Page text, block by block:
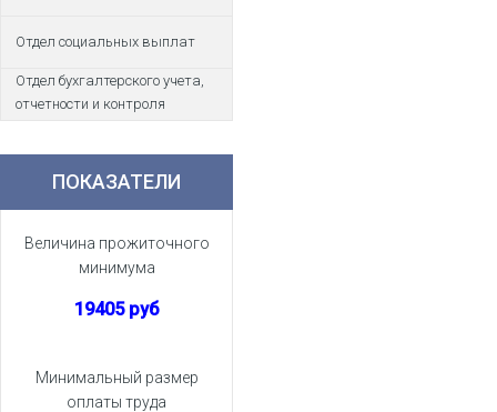
Отдел социальных выплат
Отдел бухгалтерского учета,
отчетности и контроля
ПОКАЗАТЕЛИ
Величина прожиточного
минимума
19405 руб
Минимальный размер
оплаты труда